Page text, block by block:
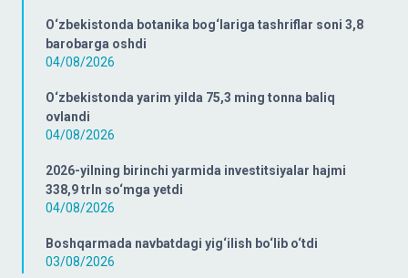
O‘zbekistonda botanika bog‘lariga tashriflar soni 3,8
barobarga oshdi
04/08/2026
O‘zbekistonda yarim yilda 75,3 ming tonna baliq
ovlandi
04/08/2026
2026-yilning birinchi yarmida investitsiyalar hajmi
338,9 trln so‘mga yetdi
04/08/2026
Boshqarmada navbatdagi yig‘ilish bo‘lib o‘tdi
03/08/2026